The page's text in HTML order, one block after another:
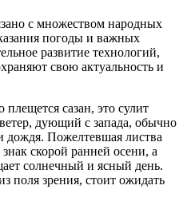
с множеством народных
погоды и важных
развитие технологий,
свою актуальность и
сазан, это сулит
дующий с запада, обычно
дождя. Пожелтевшая листва
скорой ранней осени, а
солнечный и ясный день.
поля зрения, стоит ожидать